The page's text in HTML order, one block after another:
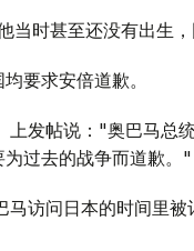
时甚至还没有出生，
要求安倍道歉。
发帖说："奥巴马总
过去的战争而道歉。"
访问日本的时间里